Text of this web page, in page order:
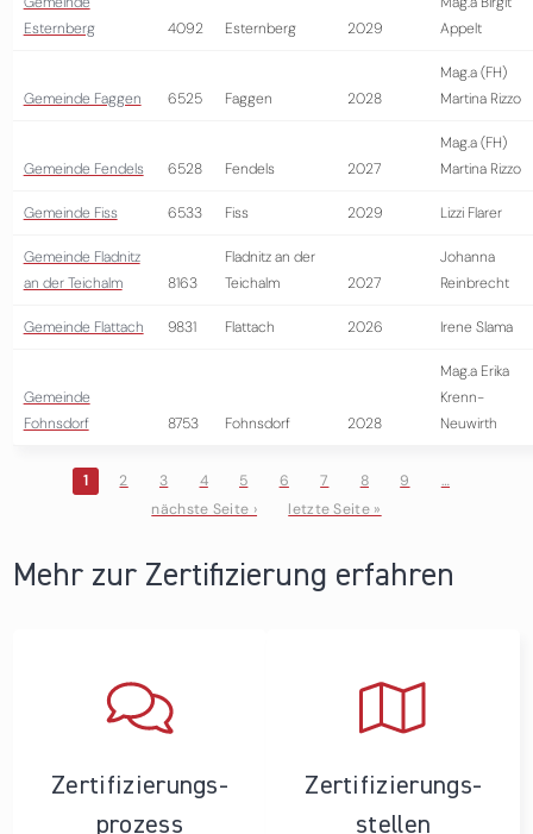
Esternberg
4092 Esternberg 2029
Appelt
Gemeinde Faggen 6525 Faggen 2028
Mag.a (FH)
Martina Rizzo
Gemeinde Fendels 6528 Fendels 2027
Mag.a (FH)
Martina Rizzo
Gemeinde Fiss 6533 Fiss 2029 Lizzi Flarer
Gemeinde Fladnitz
an der Teichalm
8163
Fladnitz an der
Teichalm
2027
Johanna
Reinbrecht
Gemeinde Flattach 9831 Flattach 2026 Irene Slama
Gemeinde
Fohnsdorf
8753 Fohnsdorf 2028
Mag.a Erika
Krenn-
Neuwirth
1 2 3 4 5 6 7 8 9
…
nächste Seite ›
letzte Seite »
Mehr zur Zertifizierung erfahren
Zertifizierungs­
prozess
Zertifizierungs­
stellen